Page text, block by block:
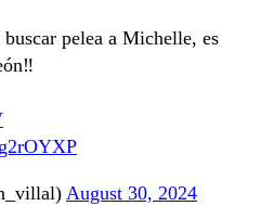
pelea a Michelle, es
August 30, 2024